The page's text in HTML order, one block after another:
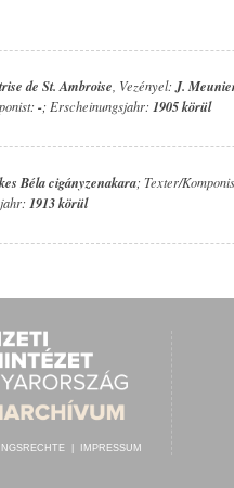
de St. Ambroise , Vezényel: J.
-; Erscheinungsjahr: 1905 körül
Béla cigányzenakara; Texter/
1913 körül
IMPRESSUM